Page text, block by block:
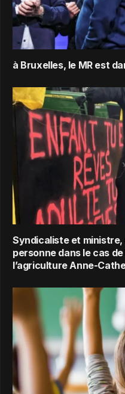
à Bruxelles, le MR est
Syndicaliste et ministre,
personne dans le cas
l’agriculture Anne-